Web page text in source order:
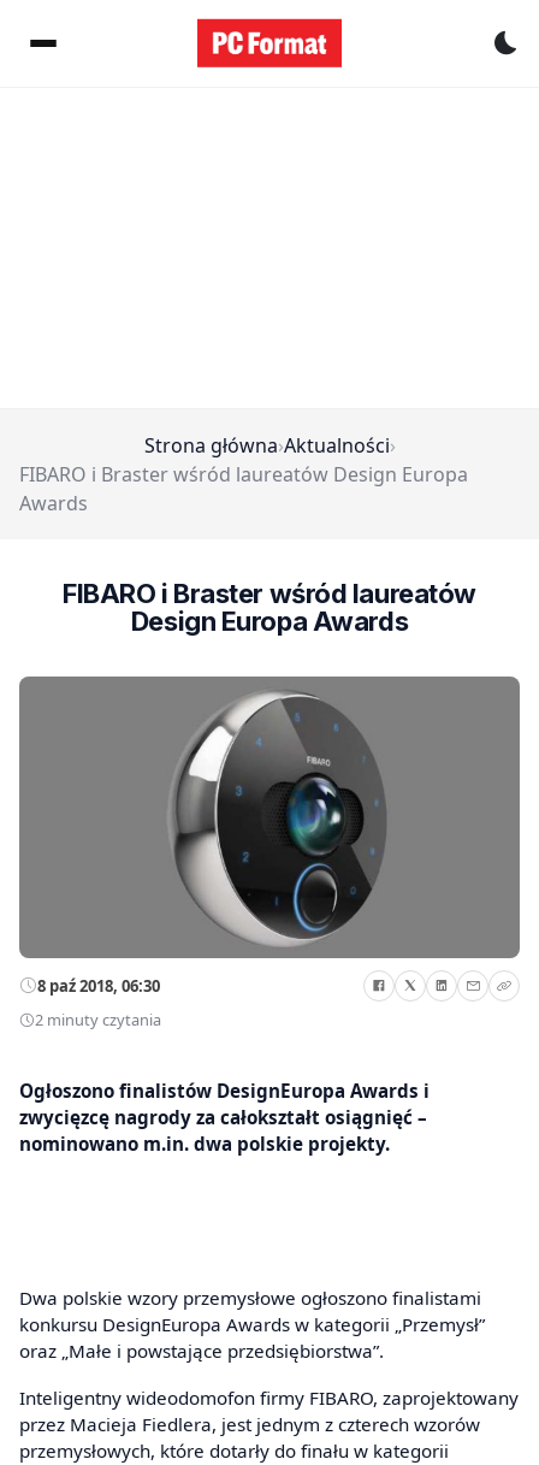
Strona główna›Aktualności›
FIBARO i Braster wśród laureatów Design Europa
Awards
FIBARO i Braster wśród laureatów
Design Europa Awards
8 paź 2018, 06:30
2 minuty czytania
Ogłoszono finalistów DesignEuropa Awards i
zwycięzcę nagrody za całokształt osiągnięć –
nominowano m.in. dwa polskie projekty.
Dwa polskie wzory przemysłowe ogłoszono finalistami
konkursu DesignEuropa Awards w kategorii „Przemysł”
oraz „Małe i powstające przedsiębiorstwa”.
Inteligentny wideodomofon firmy FIBARO, zaprojektowany
przez Macieja Fiedlera, jest jednym z czterech wzorów
przemysłowych, które dotarły do finału w kategorii